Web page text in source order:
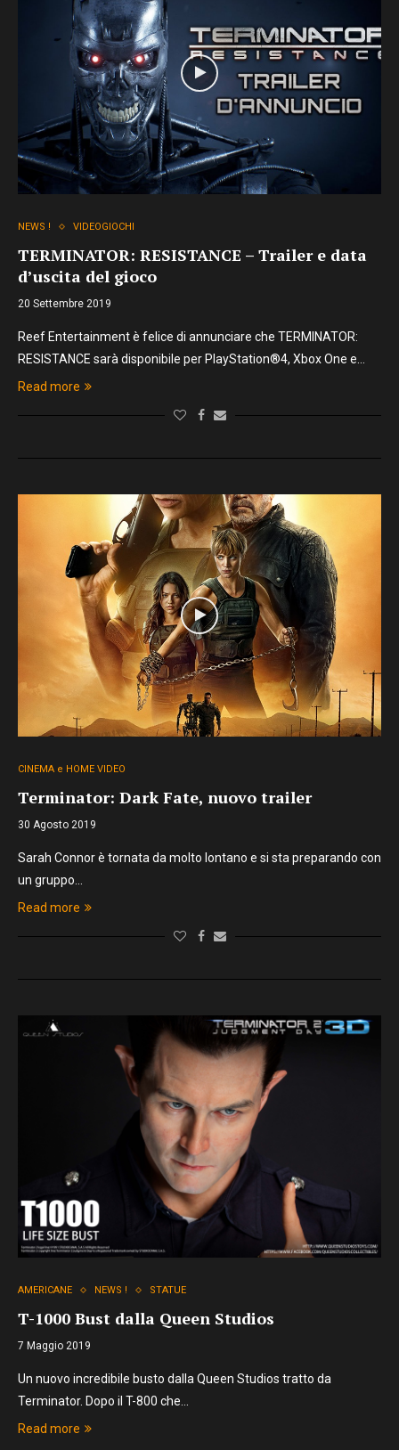
NEWS ! VIDEOGIOCHI
TERMINATOR: RESISTANCE – Trailer e data
d’uscita del gioco
20 Settembre 2019
Reef Entertainment è felice di annunciare che TERMINATOR:
RESISTANCE sarà disponibile per PlayStation®4, Xbox One e…
Read more
CINEMA e HOME VIDEO
Terminator: Dark Fate, nuovo trailer
30 Agosto 2019
Sarah Connor è tornata da molto lontano e si sta preparando con
un gruppo…
Read more
AMERICANE NEWS ! STATUE
T-1000 Bust dalla Queen Studios
7 Maggio 2019
Un nuovo incredibile busto dalla Queen Studios tratto da
Terminator. Dopo il T-800 che…
Read more